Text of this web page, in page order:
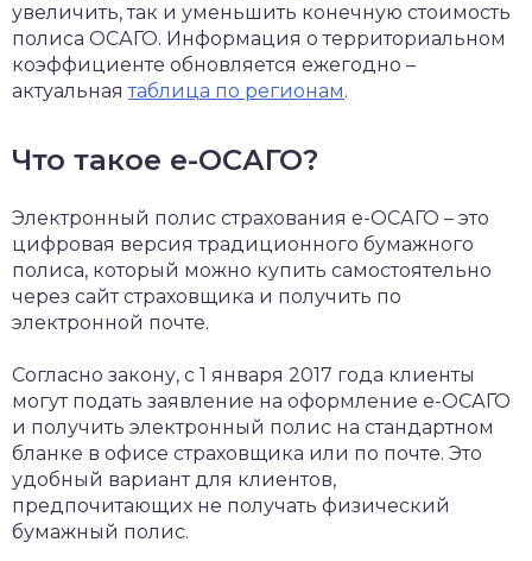
увеличить, так и уменьшить конечную стоимость
полиса ОСАГО. Информация о территориальном
коэффициенте обновляется ежегодно –
актуальнаятаблица по регионам.
Что такое е-ОСАГО?
Электронный полис страхования е-ОСАГО – это
цифровая версия традиционного бумажного
полиса, который можно купить самостоятельно
через сайт страховщика и получить по
электронной почте.
Согласно закону, с 1 января 2017 года клиенты
могут подать заявление на оформление е-ОСАГО
и получить электронный полис на стандартном
бланке в офисе страховщика или по почте. Это
удобный вариант для клиентов,
предпочитающих не получать физический
бумажный полис.